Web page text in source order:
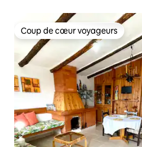
Coup de cœur voyageurs
Coup de cœur voyageurs